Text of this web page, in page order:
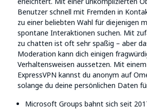
Benutzer schnell mit Fremden in
zu einer beliebten Wahl für diejenigen
spontane Interaktionen suchen. Mit
zu chatten ist oft sehr spaßig – aber
Moderation kann dich einigen
Verhaltensweisen aussetzen. Mit
ExpressVPN kannst du anonym auf
solange du deine persönlichen Daten
Microsoft Groups bahnt sich seit